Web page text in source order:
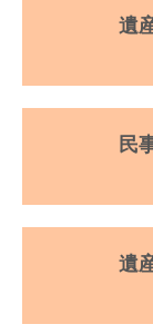
遺
民
遺